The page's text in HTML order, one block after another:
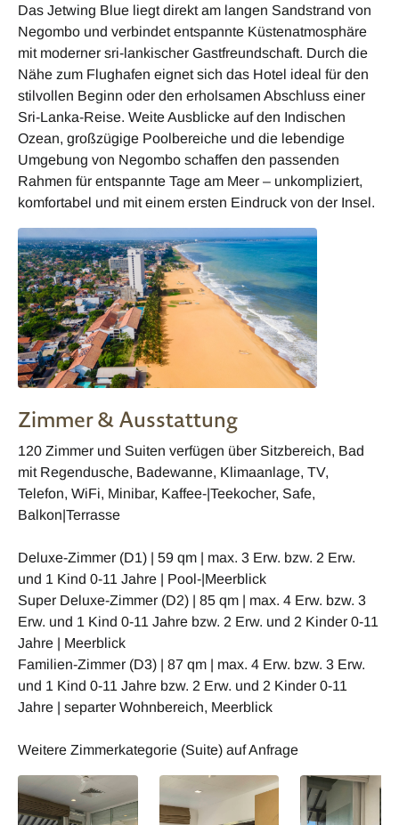
Das Jetwing Blue liegt direkt am langen Sandstrand von
Negombo und verbindet entspannte Küstenatmosphäre
mit moderner sri-lankischer Gastfreundschaft. Durch die
Nähe zum Flughafen eignet sich das Hotel ideal für den
stilvollen Beginn oder den erholsamen Abschluss einer
Sri-Lanka-Reise. Weite Ausblicke auf den Indischen
Ozean, großzügige Poolbereiche und die lebendige
Umgebung von Negombo schaffen den passenden
Rahmen für entspannte Tage am Meer – unkompliziert,
komfortabel und mit einem ersten Eindruck von der Insel.
Zimmer & Ausstattung
120 Zimmer und Suiten verfügen über Sitzbereich, Bad
mit Regendusche, Badewanne, Klimaanlage, TV,
Telefon, WiFi, Minibar, Kaffee-|Teekocher, Safe,
Balkon|Terrasse
Deluxe-Zimmer (D1) | 59 qm | max. 3 Erw. bzw. 2 Erw.
und 1 Kind 0-11 Jahre | Pool-|Meerblick
Super Deluxe-Zimmer (D2) | 85 qm | max. 4 Erw. bzw. 3
Erw. und 1 Kind 0-11 Jahre bzw. 2 Erw. und 2 Kinder 0-11
Jahre | Meerblick
Familien-Zimmer (D3) | 87 qm | max. 4 Erw. bzw. 3 Erw.
und 1 Kind 0-11 Jahre bzw. 2 Erw. und 2 Kinder 0-11
Jahre | separter Wohnbereich, Meerblick
Weitere Zimmerkategorie (Suite) auf Anfrage